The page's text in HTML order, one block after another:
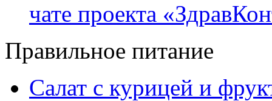
чате проекта
Правильное питание
Салат с курицей и